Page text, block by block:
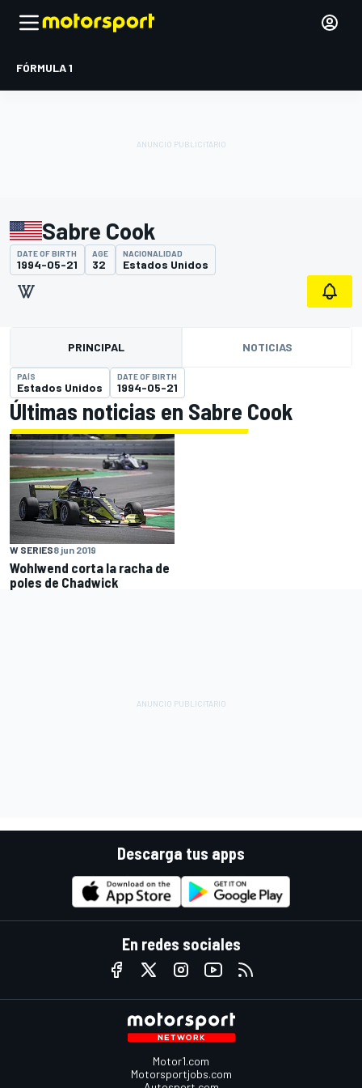
FÓRMULA 1
Sabre Cook
DATE OF BIRTH
1994-05-21
AGE
32
NACIONALIDAD
Estados Unidos
PRINCIPAL NOTICIAS
PAÍS
Estados Unidos
DATE OF BIRTH
1994-05-21
Últimas noticias en Sabre Cook
W SERIES8 jun 2019
Wohlwend corta la racha de
poles de Chadwick
Descarga tus apps
En redes sociales
Motor1.com
Motorsportjobs.com